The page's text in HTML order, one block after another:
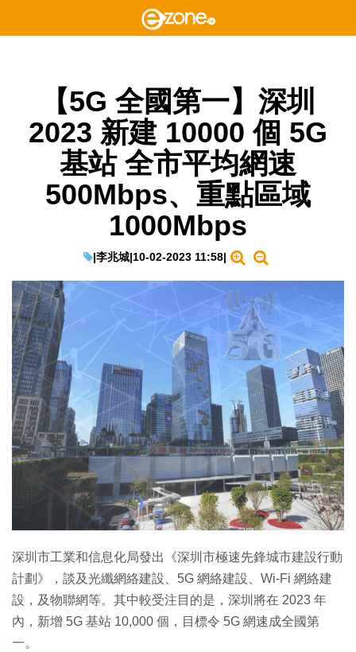
【5G 全國第一】深圳
2023 新建 10000 個 5G
基站 全市平均網速
500Mbps、重點區域
1000Mbps
|李兆城|10-02-2023 11:58|
深圳市工業和信息化局發出《深圳市極速先鋒城市建設行動
計劃》，談及光纖網絡建設、5G 網絡建設、Wi-Fi 網絡建
設，及物聯網等。其中較受注目的是，深圳將在 2023 年
內，新增 5G 基站 10,000 個，目標令 5G 網速成全國第
一。